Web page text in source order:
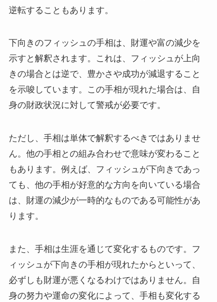
逆転することもあります。
下向きのフィッシュの手相は、財運や富の減少を
示すと解釈されます。これは、フィッシュが上向
きの場合とは逆で、豊かさや成功が減退すること
を示唆しています。この手相が現れた場合は、自
身の財政状況に対して警戒が必要です。
ただし、手相は単体で解釈するべきではありませ
ん。他の手相との組み合わせで意味が変わること
もあります。例えば、フィッシュが下向きであっ
ても、他の手相が好意的な方向を向いている場合
は、財運の減少が一時的なものである可能性があ
ります。
また、手相は生涯を通じて変化するものです。フ
ィッシュが下向きの手相が現れたからといって、
必ずしも財運が悪くなるわけではありません。自
身の努力や運命の変化によって、手相も変化する